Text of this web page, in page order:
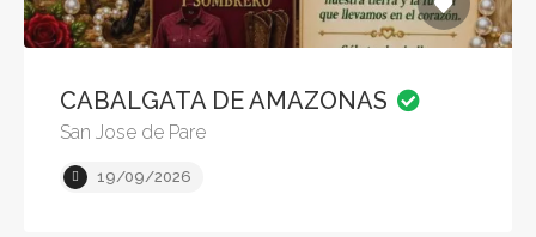
CABALGATA DE AMAZONAS
San Jose de Pare
19/09/2026